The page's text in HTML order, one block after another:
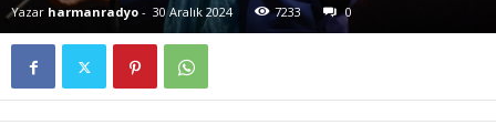
Yazar harmanradyo - 30 Aralık 2024 7233 0